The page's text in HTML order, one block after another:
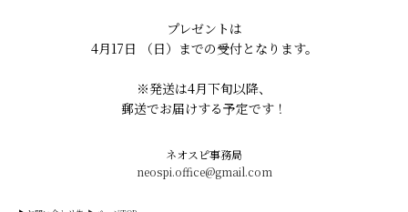
プレゼントは
4月17日 （日）までの受付となります。
※発送は4月下旬以降、
郵送でお届けする予定です！
ネオスピ事務局
neospi.office@gmail.com